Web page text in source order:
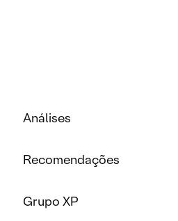
Análises
Recomendações
Grupo XP